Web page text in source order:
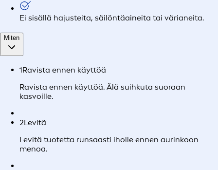
Ei sisällä hajusteita, säilöntäaineita tai värianeita.
Miten
1Ravista ennen käyttöä
Ravista ennen käyttöä. Älä suihkuta suoraan
kasvoille.
2Levitä
Levitä tuotetta runsaasti iholle ennen aurinkoon
menoa.